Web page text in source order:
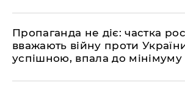
​Пропаганда не діє: частка
вважають війну проти
успішною, впала до мінімуму